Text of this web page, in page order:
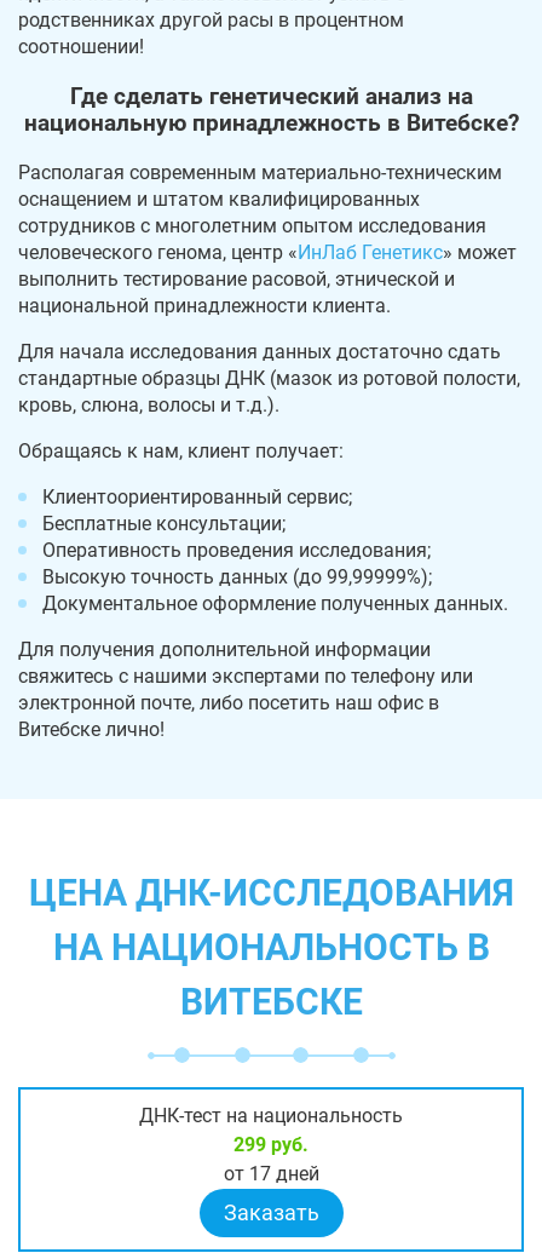
родственниках другой расы в процентном
соотношении!
Где сделать генетический анализ на
национальную принадлежность в Витебске?
Располагая современным материально-техническим
оснащением и штатом квалифицированных
сотрудников с многолетним опытом исследования
человеческого генома, центр «ИнЛаб Генетикс» может
выполнить тестирование расовой, этнической и
национальной принадлежности клиента.
Для начала исследования данных достаточно сдать
стандартные образцы ДНК (мазок из ротовой полости,
кровь, слюна, волосы и т.д.).
Обращаясь к нам, клиент получает:
Клиентоориентированный сервис;
Бесплатные консультации;
Оперативность проведения исследования;
Высокую точность данных (до 99,99999%);
Документальное оформление полученных данных.
Для получения дополнительной информации
свяжитесь с нашими экспертами по телефону или
электронной почте, либо посетить наш офис в
Витебске лично!
ЦЕНА ДНК-ИССЛЕДОВАНИЯ
НА НАЦИОНАЛЬНОСТЬ В
ВИТЕБСКЕ
ДНК-тест на национальность
299 руб.
от 17 дней
Заказать